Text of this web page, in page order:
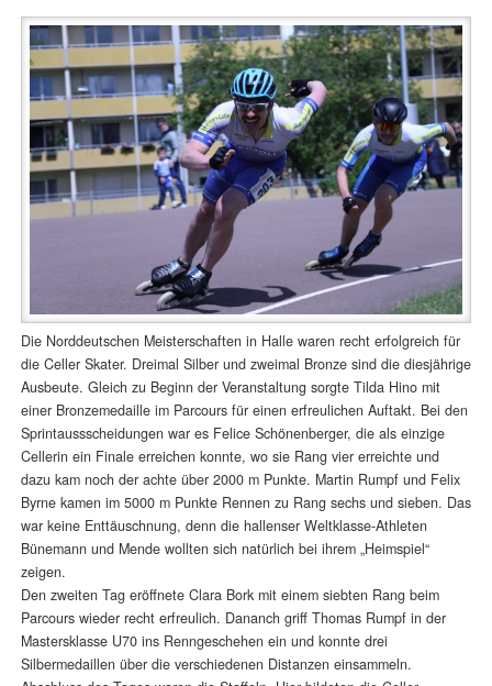
Die Norddeutschen Meisterschaften in Halle waren recht erfolgreich für
die Celler Skater. Dreimal Silber und zweimal Bronze sind die diesjährige
Ausbeute. Gleich zu Beginn der Veranstaltung sorgte Tilda Hino mit
einer Bronzemedaille im Parcours für einen erfreulichen Auftakt. Bei den
Sprintaussscheidungen war es Felice Schönenberger, die als einzige
Cellerin ein Finale erreichen konnte, wo sie Rang vier erreichte und
dazu kam noch der achte über 2000 m Punkte. Martin Rumpf und Felix
Byrne kamen im 5000 m Punkte Rennen zu Rang sechs und sieben. Das
war keine Enttäuschnung, denn die hallenser Weltklasse-Athleten
Bünemann und Mende wollten sich natürlich bei ihrem „Heimspiel“
zeigen.
Den zweiten Tag eröffnete Clara Bork mit einem siebten Rang beim
Parcours wieder recht erfreulich. Dananch griff Thomas Rumpf in der
Mastersklasse U70 ins Renngeschehen ein und konnte drei
Silbermedaillen über die verschiedenen Distanzen einsammeln.